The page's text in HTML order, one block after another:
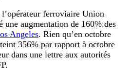
ferroviaire Union
une augmentation de 160% des
Angeles. Rien qu’en octobre
356% par rapport à octobre
dans une lettre aux autorités